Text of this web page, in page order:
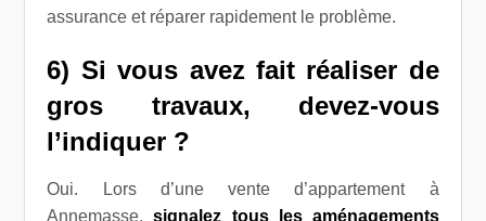
assurance et réparer rapidement le problème.
6) Si vous avez fait réaliser de
gros travaux, devez-vous
l’indiquer ?
Oui. Lors d’une vente d’appartement à
Annemasse,signalez tous les aménagements